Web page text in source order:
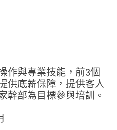
作與專業技能，前3個
供底薪保障，提供客人
幹部為目標參與培訓。